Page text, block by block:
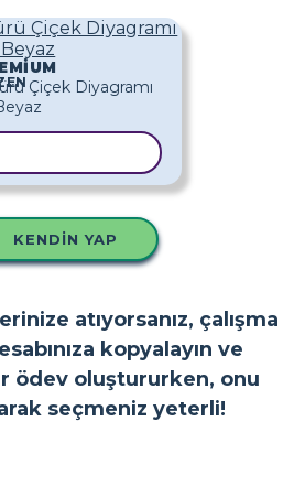
Çiçek Diyagramı
KENDIN YAP
atıyorsanız, çalışma
kopyalayın ve
ödev oluştururken, onu
seçmeniz yeterli!